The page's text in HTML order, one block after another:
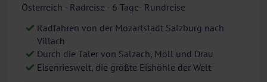
Österreich - Radreise - 6 Tage- Rundreise
Radfahren von der Mozartstadt Salzburg nach
Villach
Durch die Täler von Salzach, Möll und Drau
Eisenrieswelt, die größte Eishöhle der Welt